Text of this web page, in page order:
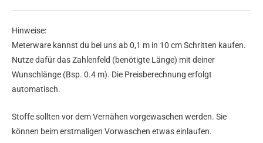
Hinweise:
Meterware kannst du bei uns ab 0,1 m in 10 cm Schritten kaufen.
Nutze dafür das Zahlenfeld (benötigte Länge) mit deiner
Wunschlänge (Bsp. 0.4 m). Die Preisberechnung erfolgt
automatisch.
Stoffe sollten vor dem Vernähen vorgewaschen werden. Sie
können beim erstmaligen Vorwaschen etwas einlaufen.